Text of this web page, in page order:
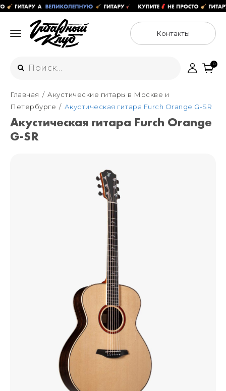
Контакты
Интернет-магазин
+7 (925) 125-54-44
Москва
ул. Гороховая 49Б, "SENO"
Мастерские
+7 (925) 879-85-35
Санкт-Петербург
+7 (999) 213-51-93
0
Главная
Акустические гитары в Москве и
Петербурге
Акустическая гитара Furch Orange G-SR
Акустическая гитара Furch Orange
G-SR